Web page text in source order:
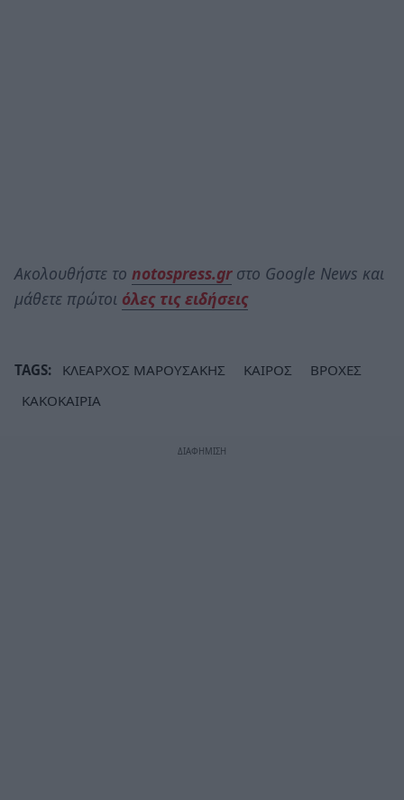
Ακολουθήστε το notospress.grστο Google News και
μάθετε πρώτοι όλες τις ειδήσεις
TAGS: ΚΛΕΑΡΧΟΣ ΜΑΡΟΥΣΑΚΗΣ ΚΑΙΡΟΣ
ΒΡΟΧΕΣ
ΚΑΚΟΚΑΙΡΙΑ